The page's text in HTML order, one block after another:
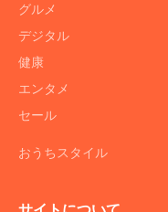
グルメ
デジタル
健康
エンタメ
セール
おうちスタイル